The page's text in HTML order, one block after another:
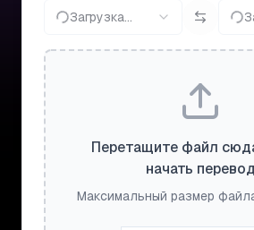
Загрузка...
Перетащите файл
начать перевод
Максимальный размер